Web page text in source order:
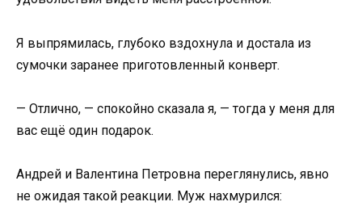
Я выпрямилась, глубоко вздохнула и достала из
сумочки заранее приготовленный конверт.
— Отлично, — спокойно сказала я, — тогда у меня для
вас ещё один подарок.
Андрей и Валентина Петровна переглянулись, явно
не ожидая такой реакции. Муж нахмурился: